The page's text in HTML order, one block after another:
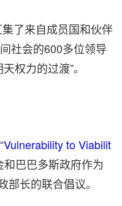
了来自成员国和伙伴
社会的600多位领导
权力的过渡”。
Vulnerability to Viabilit
和巴巴多斯政府作为
长的联合倡议。